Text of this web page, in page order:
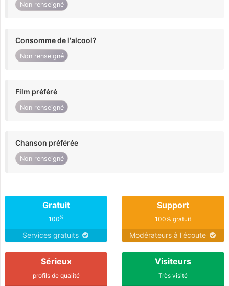
Non renseigné
Consomme de l'alcool?
Non renseigné
Film préféré
Non renseigné
Chanson préférée
Non renseigné
Gratuit
100%
Services gratuits
Support
100% gratuit
Modérateurs à l'écoute
Sérieux
profils de qualité
Visiteurs
Très visité